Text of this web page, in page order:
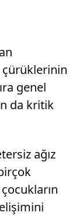
çürüklerinin
genel
da kritik
ağız